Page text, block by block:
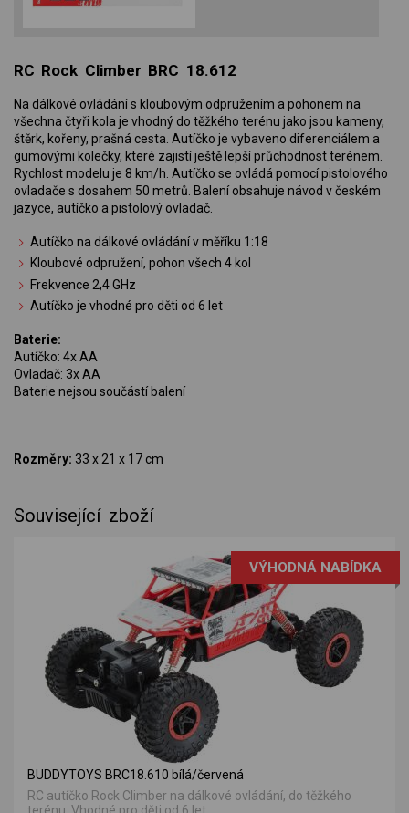
RC Rock Climber BRC 18.612
Na dálkové ovládání s kloubovým odpružením a pohonem na
všechna čtyři kola je vhodný do těžkého terénu jako jsou kameny,
štěrk, kořeny, prašná cesta. Autíčko je vybaveno diferenciálem a
gumovými kolečky, které zajistí ještě lepší průchodnost terénem.
Rychlost modelu je 8 km/h. Autíčko se ovládá pomocí pistolového
ovladače s dosahem 50 metrů. Balení obsahuje návod v českém
jazyce, autíčko a pistolový ovladač.
Autíčko na dálkové ovládání v měříku 1:18
Kloubové odpružení, pohon všech 4 kol
Frekvence 2,4 GHz
Autíčko je vhodné pro děti od 6 let
Baterie:
Autíčko: 4x AA
Ovladač: 3x AA
Baterie nejsou součástí balení
Rozměry: 33 x 21 x 17 cm
Související zboží
VÝHODNÁ NABÍDKA
BUDDYTOYS BRC18.610 bílá/červená
RC autíčko Rock Climber na dálkové ovládání, do těžkého